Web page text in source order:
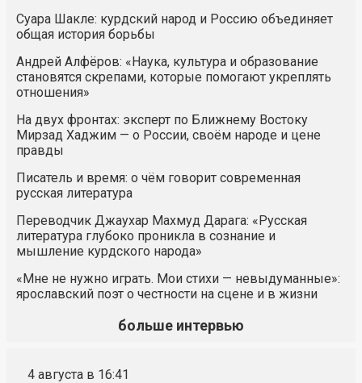
Суара Шакле: курдский народ и Россию объединяет
общая история борьбы
Андрей Алфёров: «Наука, культура и образование
становятся скрепами, которые помогают укреплять
отношения»
На двух фронтах: эксперт по Ближнему Востоку
Мирзад Хаджим — о России, своём народе и цене
правды
Писатель и время: о чём говорит современная
русская литература
Переводчик Джаухар Махмуд Дарага: «Русская
литература глубоко проникла в сознание и
мышление курдского народа»
«Мне не нужно играть. Мои стихи — невыдуманные»:
ярославский поэт о честности на сцене и в жизни
больше интервью
4 августа в 16:41